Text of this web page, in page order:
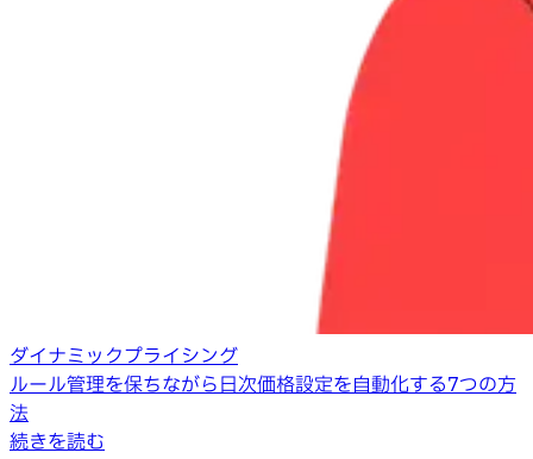
ダイナミックプライシング
ルール管理を保ちながら日次価格設定を自動化する7つの方
法
続きを読む